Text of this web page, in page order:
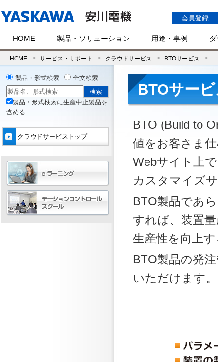
会員登録
HOME 製品・ソリューション 用途・事例
HOME サービス・サポート クラウドサービス BTOサービス
BTOサー
BTO (Build to
値をお客さま
Webサイト上
カスタマイズ
BTO製品であ
すれば、装置
生産性を向上
BTO製品の発
いただけます。
製品・形式検索 全文検索
製品・形式検索に生産中止製品を
含める
クラウドサービストップ